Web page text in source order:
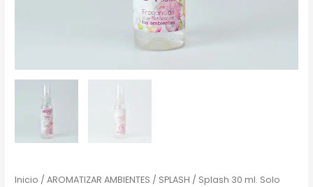
Inicio /AROMATIZAR AMBIENTES / SPLASH / Splash 30 ml. Solo